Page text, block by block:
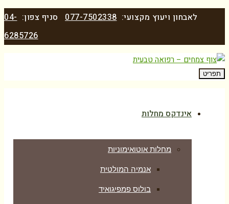
לאבחון ויעוץ מקצועי:077-7502338 סניף צפון:04-
6285726
תפריט
אינדקס מחלות
מחלות אוטואימוניות
אנמיה המולטית
בולוס פמפיגואיד